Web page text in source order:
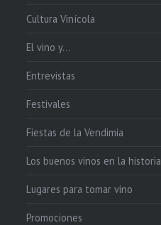
Cultura Vinícola
El vino y…
Entrevistas
Festivales
Fiestas de la Vendimia
Los buenos vinos en la historia
Lugares para tomar vino
Promociones